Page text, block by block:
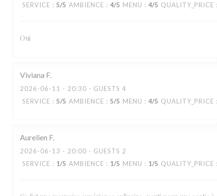
SERVICE : 5/5 AMBIENCE : 4/5 MENU : 4/5 QUALITY_PRICE
Oui
Viviana F
2026-06-11 - 20:30 - GUESTS 4
SERVICE : 5/5 AMBIENCE : 5/5 MENU : 4/5 QUALITY_PRICE
Aurelien F
2026-06-13 - 20:00 - GUESTS 2
SERVICE : 1/5 AMBIENCE : 1/5 MENU : 1/5 QUALITY_PRICE